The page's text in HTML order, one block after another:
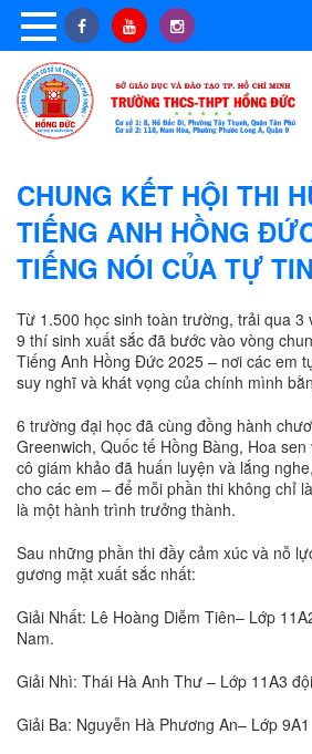
CHUNG KẾT HỘI THI
TIẾNG ANH HỒNG
TIẾNG NÓI CỦA TỰ
Từ 1.500 học sinh toàn trường, trải qua
9 thí sinh xuất sắc đã bước vào vòng
Tiếng Anh Hồng Đức 2025 – nơi các em
suy nghĩ và khát vọng của chính mình
6 trường đại học đã cùng đồng hành
Greenwich, Quốc tế Hồng Bàng, Hoa
cô giám khảo đã huấn luyện và lắng
cho các em – để mỗi phần thi không chỉ
là một hành trình trưởng thành.
Sau những phần thi đầy cảm xúc và nỗ
gương mặt xuất sắc nhất:
Giải Nhất: Lê Hoàng Diễm Tiên– Lớp
Nam.
Giải Nhì: Thái Hà Anh Thư – Lớp 11A3
Giải Ba: Nguyễn Hà Phương An– Lớp 9A1